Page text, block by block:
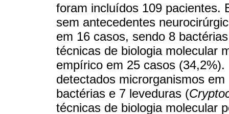
foram incluídos 109 pacientes.
sem antecedentes
em 16 casos, sendo 8
técnicas de biologia molecular
empírico em 25 casos
detectados microrganismos
bactérias e 7 leveduras (
técnicas de biologia molecular